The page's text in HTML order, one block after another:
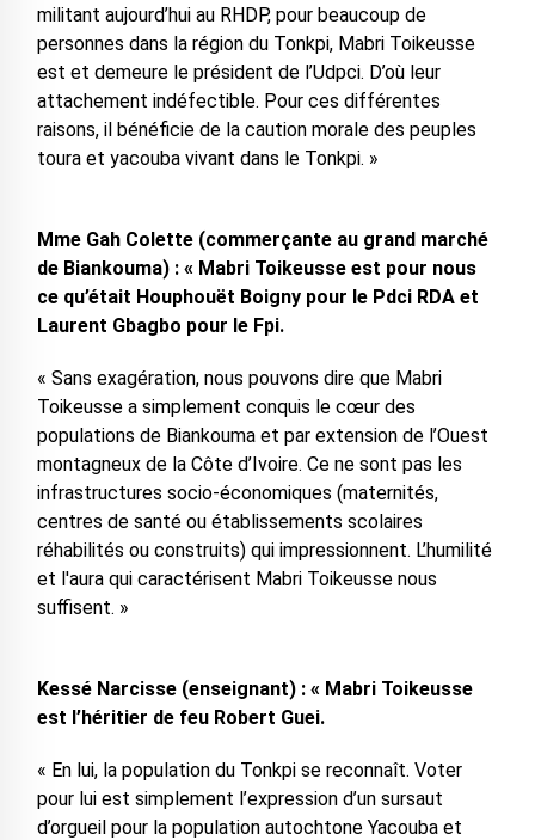
militant aujourd’hui au RHDP, pour beaucoup de
personnes dans la région du Tonkpi, Mabri Toikeusse
est et demeure le président de l’Udpci. D’où leur
attachement indéfectible. Pour ces différentes
raisons, il bénéficie de la caution morale des peuples
toura et yacouba vivant dans le Tonkpi. »
Mme Gah Colette (commerçante au grand marché
de Biankouma) : « Mabri Toikeusse est pour nous
ce qu’était Houphouët Boigny pour le Pdci RDA et
Laurent Gbagbo pour le Fpi.
« Sans exagération, nous pouvons dire que Mabri
Toikeusse a simplement conquis le cœur des
populations de Biankouma et par extension de l’Ouest
montagneux de la Côte d’Ivoire. Ce ne sont pas les
infrastructures socio-économiques (maternités,
centres de santé ou établissements scolaires
réhabilités ou construits) qui impressionnent. L’humilité
et l'aura qui caractérisent Mabri Toikeusse nous
suffisent. »
Kessé Narcisse (enseignant) : « Mabri Toikeusse
est l’héritier de feu Robert Guei.
« En lui, la population du Tonkpi se reconnaît. Voter
pour lui est simplement l’expression d’un sursaut
d’orgueil pour la population autochtone Yacouba et